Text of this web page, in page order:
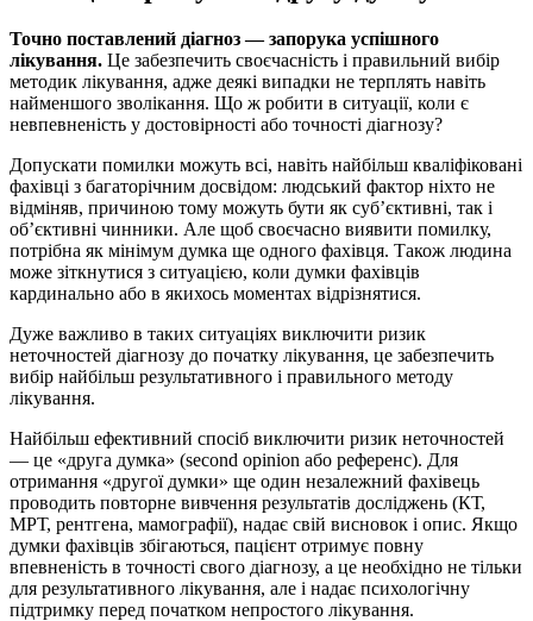
Точно поставлений діагноз — запорука успішного
лікування. Це забезпечить своєчасність і правильний вибір
методик лікування, адже деякі випадки не терплять навіть
найменшого зволікання. Що ж робити в ситуації, коли є
невпевненість у достовірності або точності діагнозу?
Допускати помилки можуть всі, навіть найбільш кваліфіковані
фахівці з багаторічним досвідом: людський фактор ніхто не
відміняв, причиною тому можуть бути як суб’єктивні, так і
об’єктивні чинники. Але щоб своєчасно виявити помилку,
потрібна як мінімум думка ще одного фахівця. Також людина
може зіткнутися з ситуацією, коли думки фахівців
кардинально або в якихось моментах відрізнятися.
Дуже важливо в таких ситуаціях виключити ризик
неточностей діагнозу до початку лікування, це забезпечить
вибір найбільш результативного і правильного методу
лікування.
Найбільш ефективний спосіб виключити ризик неточностей
— це «друга думка» (second opinion або референс). Для
отримання «другої думки» ще один незалежний фахівець
проводить повторне вивчення результатів досліджень (КТ,
МРТ, рентгена, мамографії), надає свій висновок і опис. Якщо
думки фахівців збігаються, пацієнт отримує повну
впевненість в точності свого діагнозу, а це необхідно не тільки
для результативного лікування, але і надає психологічну
підтримку перед початком непростого лікування.